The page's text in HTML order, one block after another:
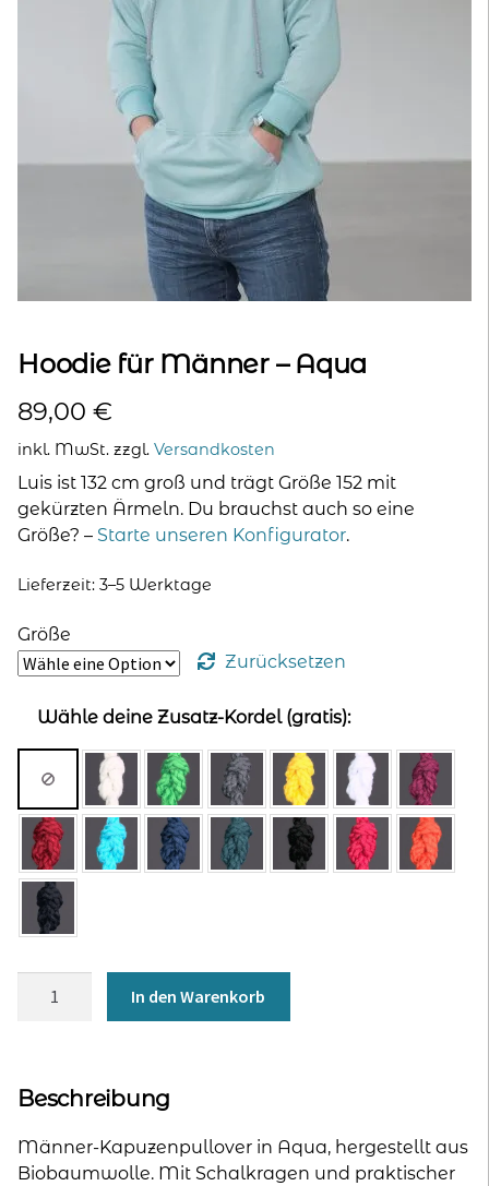
Hoodie für Männer – Aqua
89,00 €
inkl. MwSt. zzgl. Versandkosten
Luis ist 132 cm groß und trägt Größe 152 mit
gekürzten Ärmeln. Du brauchst auch so eine
Größe? – Starte unseren Konfigurator.
Lieferzeit: 3–5 Werktage
Größe
Zurücksetzen
Wähle deine Zusatz-Kordel (gratis):
Aqua
In den Warenkorb
Beschreibung
Männer-Kapuzenpullover in Aqua, hergestellt aus
Biobaumwolle. Mit Schalkragen und praktischer